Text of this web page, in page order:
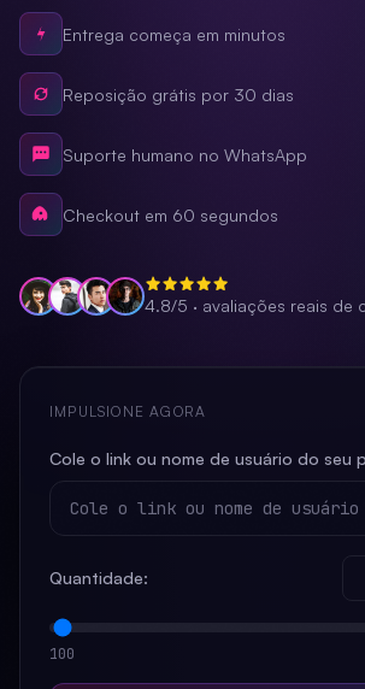
Entrega começa em minutos
Reposição grátis por 30 dias
Suporte humano no WhatsApp
Checkout em 60 segundos
4.8/5 · avaliações reais de
IMPULSIONE AGORA
Cole o link ou nome de usuário do seu
Quantidade:
100